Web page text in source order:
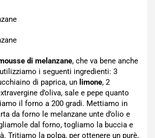
di melanzane, che va bene anche
i seguenti ingredienti: 3
di paprica, un limone, 2
d’oliva, sale e pepe quanto
il forno a 200 gradi. Mettiamo in
da forno le melanzane unte d’olio e
dal forno, togliamo la buccia e
Tritiamo la polpa, per ottenere un purè,